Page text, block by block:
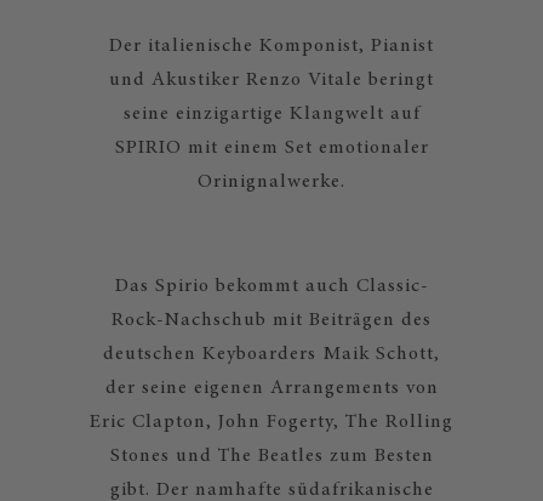
Der italienische Komponist, Pianist
und Akustiker Renzo Vitale beringt
seine einzigartige Klangwelt auf
SPIRIO mit einem Set emotionaler
Orinignalwerke.
Das Spirio bekommt auch Classic-
Rock-Nachschub mit Beiträgen des
deutschen Keyboarders Maik Schott,
der seine eigenen Arrangements von
Eric Clapton, John Fogerty, The Rolling
Stones und The Beatles zum Besten
gibt. Der namhafte südafrikanische